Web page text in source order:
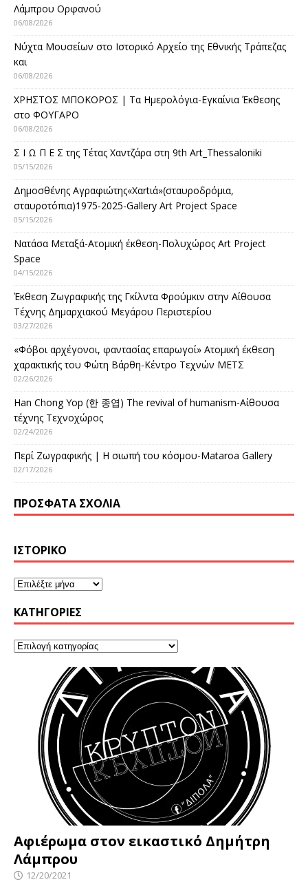
Λάμπρου Ορφανού
06/08/2026
Νύχτα Μουσείων στο Ιστορικό Αρχείο της Εθνικής Τράπεζας
και
06/08/2026
ΧΡΗΣΤΟΣ ΜΠΟΚΟΡΟΣ | Τα Ημερολόγια-Εγκαίνια Έκθεσης
στο ΦΟΥΓΑΡΟ
06/08/2026
Σ Ι Ω Π Ε Σ της Τέτας Χαντζάρα στη 9th Art_Thessaloniki
05/15/2026
Δημοσθένης Αγραφιώτης«Xαrtιά»(σταυροδρόμια,
σταυροτόπια)1975-2025-Gallery Art Project Space
05/15/2026
Νατάσα Μεταξά-Ατομική έκθεση-Πολυχώρος Art Project
Space
04/15/2026
Έκθεση Ζωγραφικής της Γκίλντα Φρούμκιν στην Αίθουσα
Τέχνης Δημαρχιακού Μεγάρου Περιστερίου
03/27/2026
«Φόβοι αρχέγονοι, φαντασίας επαρωγοί» Ατομική έκθεση
χαρακτικής του Φώτη Βάρθη-Κέντρο Τεχνών ΜΕΤΣ
02/26/2026
Han Chong Yop (한 종엽) The revival of humanism-Αίθουσα
τέχνης Τεχνοχώρος
02/24/2026
Περί Ζωγραφικής | Η σιωπή του κόσμου-Mataroa Gallery
02/17/2026
ΠΡΌΣΦΑΤΑ ΣΧΌΛΙΑ
ΙΣΤΟΡΙΚΌ
KΑΤΗΓΟΡΊΕΣ
Αφιέρωμα στον εικαστικό Δημήτρη
Λάμπρου
12/20/2021